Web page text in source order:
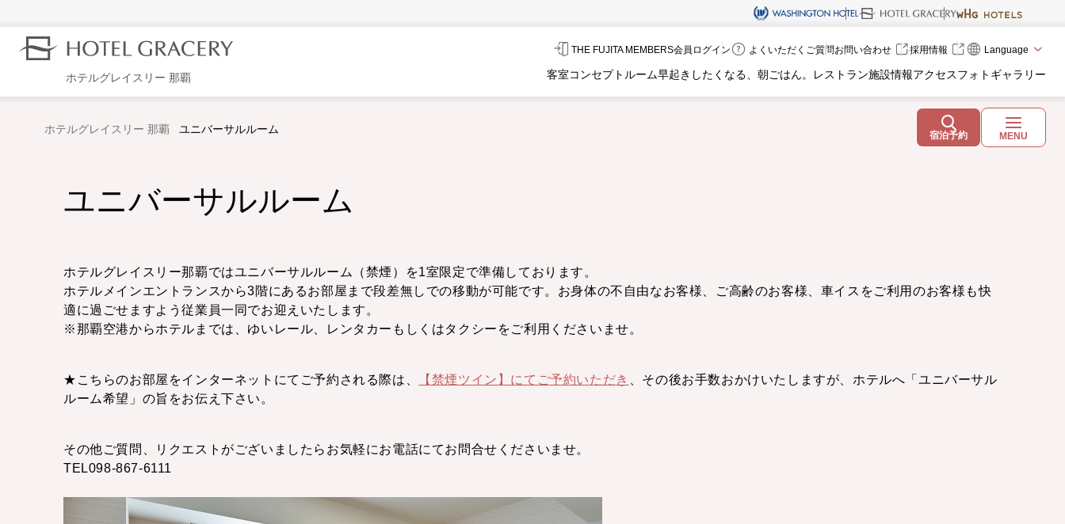
THE FUJITA MEMBERS会員ログイン よくいただくご質問お問い合わせ 採用情報 Language
ホテルグレイスリー 那覇 客室コンセプトルーム早起きしたくなる、朝ごはん。 レストラン施設情報アクセスフォトギャラリー
宿泊予約 MENU
ホテルグレイスリー 那覇 ユニバーサルルーム
ユニバーサルルーム
ホテルグレイスリー那覇ではユニバーサルルーム（禁煙）を1室限定で準備しております。
ホテルメインエントランスから3階にあるお部屋まで段差無しでの移動が可能です。お身体の不自由なお客様、ご高齢のお客様、車イスをご利用のお客様も快
適に過ごせますよう従業員一同でお迎えいたします。
※那覇空港からホテルまでは、ゆいレール、レンタカーもしくはタクシーをご利用くださいませ。
★こちらのお部屋をインターネットにてご予約される際は、 【禁煙ツイン】にてご予約いただき 、その後お手数おかけいたしますが、ホテルへ「ユニバーサル
ルーム希望」の旨をお伝え下さい。
その他ご質問、リクエストがございましたらお気軽にお電話にてお問合せくださいませ。
TEL098-867-6111